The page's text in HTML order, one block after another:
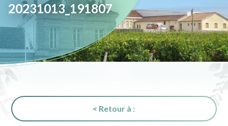
20231013_191807
< Retour à :